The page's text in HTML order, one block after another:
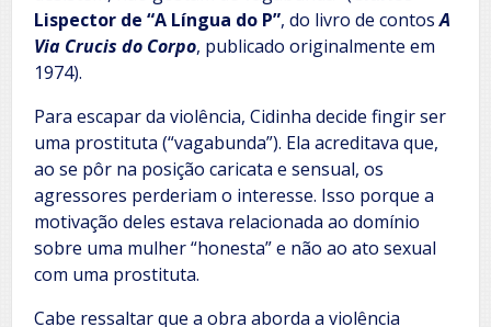
Lispector de “A Língua do P”, do livro de contosA
Via Crucis do Corpo, publicado originalmente em
1974).
Para escapar da violência, Cidinha decide fingir ser
uma prostituta (“vagabunda”). Ela acreditava que,
ao se pôr na posição caricata e sensual, os
agressores perderiam o interesse. Isso porque a
motivação deles estava relacionada ao domínio
sobre uma mulher “honesta” e não ao ato sexual
com uma prostituta.
Cabe ressaltar que a obra aborda a violência